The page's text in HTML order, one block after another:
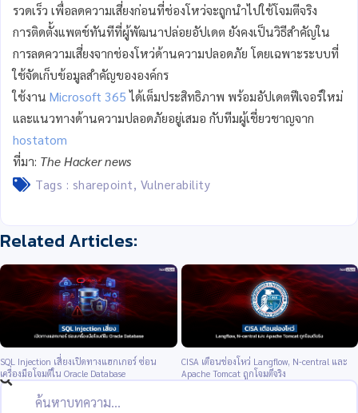
รวดเร็ว เพื่อลดความเสี่ยงก่อนที่ช่องโหว่จะถูกนำไปใช้โจมตีจริง
การติดตั้งแพตช์ทันทีที่ผู้พัฒนาปล่อยอัปเดต ยังคงเป็นวิธีสำคัญใน
การลดความเสี่ยงจากช่องโหว่ด้านความปลอดภัย โดยเฉพาะระบบที่
ใช้จัดเก็บข้อมูลสำคัญขององค์กร
ใช้งาน Microsoft 365ได้เต็มประสิทธิภาพ พร้อมอัปเดตฟีเจอร์ใหม่
และแนวทางด้านความปลอดภัยอยู่เสมอ กับทีมผู้เชี่ยวชาญจาก
hostatom
ที่มา: The Hacker news
Tags : sharepoint, Vulnerability
SQL Injection เสี่ยงเปิดทางแฮกเกอร์ ซ่อน
เครื่องมือโจมตีใน Oracle Database
CISA เตือนช่องโหว่ Langflow, N-central และ
Apache Tomcat ถูกโจมตีจริง